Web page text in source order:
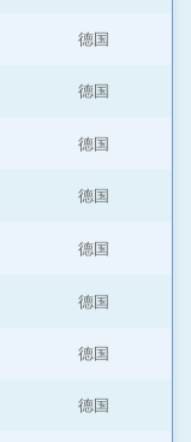
德国
德国
德国
德国
德国
德国
德国
德国